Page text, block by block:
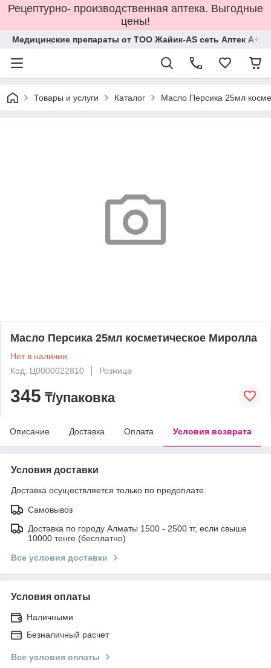
Рецептурно- производственная аптека. Выгодные
цены!
Медицинские препараты от ТОО Жайик-AS сеть Аптек А+
Товары и услуги Каталог Масло Персика 25мл
Масло Персика 25мл косметическое Миролла
Нет в наличии
Код: Ц0000022810
Розница
345 ₸/упаковка
Описание Доставка Оплата Условия возврата
Условия доставки
Доставка осуществляется только по предоплате.
Самовывоз
Доставка по городу Алматы 1500 - 2500 тг, если свыше
10000 тенге (бесплатно)
Все условия доставки
Условия оплаты
Наличными
Безналичный расчет
Все условия оплаты